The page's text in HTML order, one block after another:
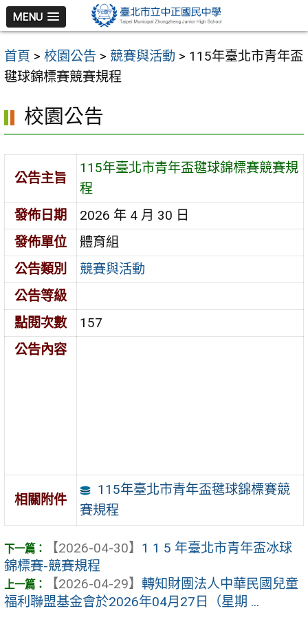
跳
至
主
要
容
區
MENU
首頁 > 校園公告 > 競賽與活動 > 115年臺北市青年盃
毽球錦標賽競賽規程
校園公告
公告主旨
115年臺北市青年盃毽球錦標賽競賽規
程
發佈日期
2026 年 4 月 30 日
發佈單位
體育組
公告類別
競賽與活動
公告等級
點閱次數
157
公告內容
相關附件
115年臺北市青年盃毽球錦標賽競
賽規程
【2026-04-30】 1 1 5 年臺北市青年盃冰球
錦標賽-競賽規程
【2026-04-29】 轉知財團法人中華民國兒童
福利聯盟基金會於2026年04月27日（星期 ...